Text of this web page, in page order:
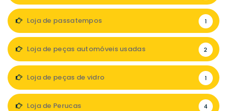
Loja de passatempos 1
Loja de peças automóveis usadas 2
Loja de peças de vidro 1
Loja de Perucas 4